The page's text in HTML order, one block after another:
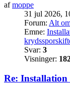
afmoppe
31 jul 2026,
Forum: Alt
Emne:
Svar: 3
Visninger:
Re: